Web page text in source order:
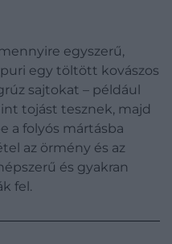
egyszerű,
egy töltött kovászos
sajtokat – például
tojást tesznek, majd
a folyós mártásba
az örmény és az
és gyakran
fel.